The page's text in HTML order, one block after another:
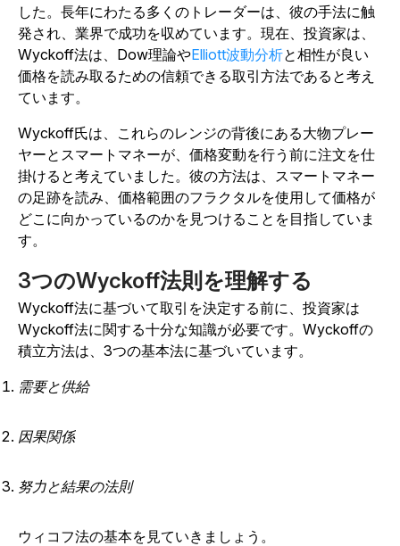
した。長年にわたる多くのトレーダーは、彼の手法に触
発され、業界で成功を収めています。現在、投資家は、
Wyckoff法は、Dow理論やElliott波動分析と相性が良い
価格を読み取るための信頼できる取引方法であると考え
ています。
Wyckoff氏は、これらのレンジの背後にある大物プレー
ヤーとスマートマネーが、価格変動を行う前に注文を仕
掛けると考えていました。彼の方法は、スマートマネー
の足跡を読み、価格範囲のフラクタルを使用して価格が
どこに向かっているのかを見つけることを目指していま
す。
3つのWyckoff法則を理解する
Wyckoff法に基づいて取引を決定する前に、投資家は
Wyckoff法に関する十分な知識が必要です。Wyckoffの
積立方法は、3つの基本法に基づいています。
需要と供給
因果関係
努力と結果の法則
ウィコフ法の基本を見ていきましょう。